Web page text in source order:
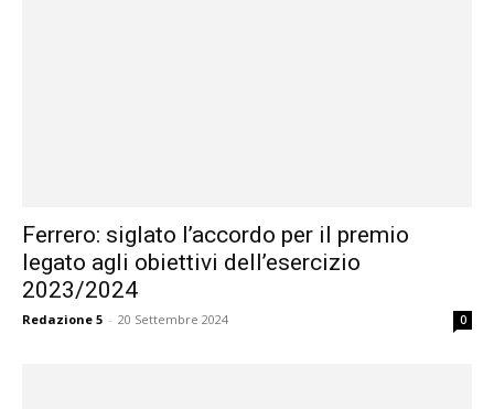
Ferrero: siglato l’accordo per il premio
legato agli obiettivi dell’esercizio
2023/2024
Redazione 5 - 20 Settembre 2024 0